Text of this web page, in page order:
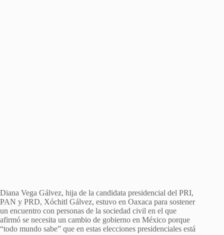
Diana Vega Gálvez, hija de la candidata presidencial del PRI,
PAN y PRD, Xóchitl Gálvez⁩, estuvo en Oaxaca para sostener
un encuentro con personas de la sociedad civil en el que
afirmó se necesita un cambio de gobierno en México porque
“todo mundo sabe” que en estas elecciones presidenciales está